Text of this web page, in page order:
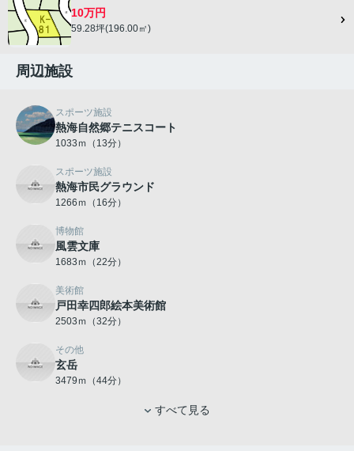
10万円
59.28坪(196.00㎡)
周辺施設
スポーツ施設
熱海自然郷テニスコート
1033ｍ（13分）
スポーツ施設
熱海市民グラウンド
1266ｍ（16分）
博物館
風雲文庫
1683ｍ（22分）
美術館
戸田幸四郎絵本美術館
2503ｍ（32分）
その他
玄岳
3479ｍ（44分）
すべて見る